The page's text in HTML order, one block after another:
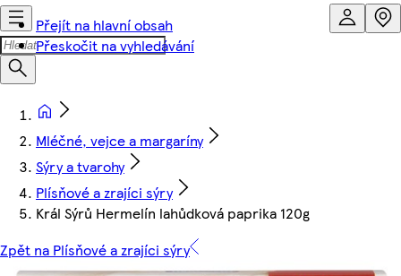
Přejít na hlavní obsah
Přeskočit na vyhledávání
Mléčné, vejce a margaríny
Sýry a tvarohy
Plísňové a zrajíci sýry
Král Sýrů Hermelín lahůdková paprika 120g
Zpět na Plísňové a zrajíci sýry